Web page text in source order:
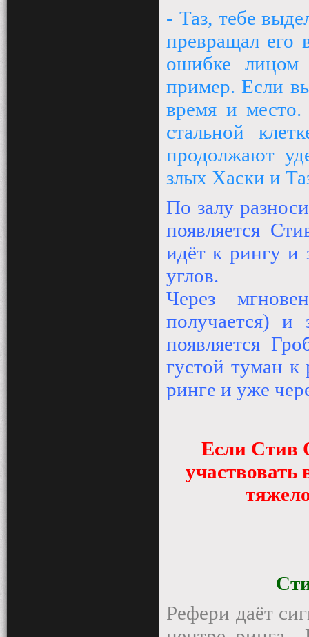
- Таз, тебе
превращал его
ошибке лицом
пример. Если
время и
стальной
продолжают
злых Хаски и
По залу
появляется
идёт к рингу и
углов.
Через
получается)
появляется
густой туман к
ринге и уже
Если Стив
Рефери даёт